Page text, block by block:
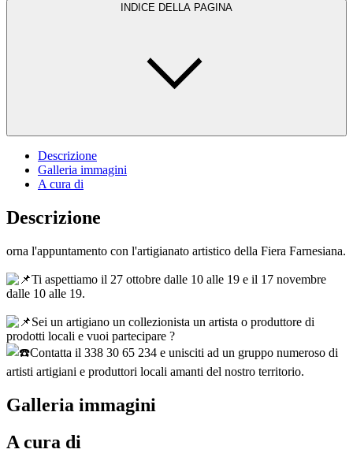
INDICE DELLA PAGINA
Descrizione
Galleria immagini
A cura di
Descrizione
orna l'appuntamento con l'artigianato artistico della Fiera Farnesiana.
Ti aspettiamo il 27 ottobre dalle 10 alle 19 e il 17 novembre
dalle 10 alle 19.
Sei un artigiano un collezionista un artista o produttore di
prodotti locali e vuoi partecipare ?
Contatta il 338 30 65 234 e unisciti ad un gruppo numeroso di
artisti artigiani e produttori locali amanti del nostro territorio.
Galleria immagini
A cura di